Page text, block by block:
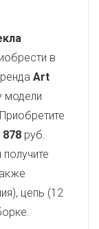
в
Art
модели
878 руб.
цепь (12